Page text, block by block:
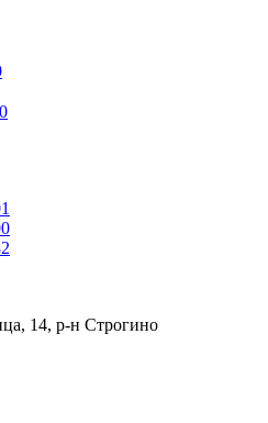
0
14, р-н Строгино